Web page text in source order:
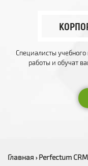
Специалисты
работы и обучат
Главная › Perfectum